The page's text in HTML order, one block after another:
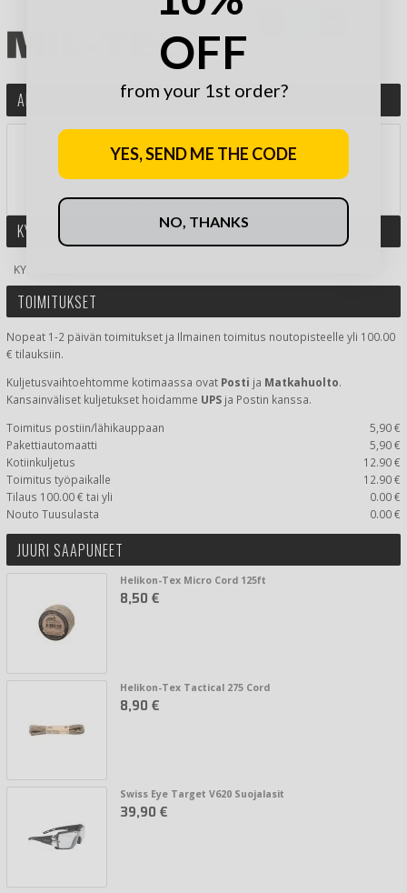
ARVOSTELE TÄMÄ TUOTE
JA VOITA LAHJAKORTTI!
KYSY LISÄÄ TUOTTEESTA
KYSY LISÄÄ TUOTTEESTA
TOIMITUKSET
Nopeat 1-2 päivän toimitukset ja Ilmainen toimitus noutopisteelle yli 100.00
€ tilauksiin.
Kuljetusvaihtoehtomme kotimaassa ovat Posti ja Matkahuolto.
Kansainväliset kuljetukset hoidamme UPS ja Postin kanssa.
Toimitus postiin/lähikauppaan
5,90 €
Pakettiautomaatti
5,90 €
Kotiinkuljetus
12.90 €
Toimitus työpaikalle
12.90 €
Tilaus 100.00 € tai yli
0.00 €
Nouto Tuusulasta
0.00 €
JUURI SAAPUNEET
Helikon-Tex Micro Cord 125ft
8,50 €
Helikon-Tex Tactical 275 Cord
8,90 €
Swiss Eye Target V620 Suojalasit
39,90 €
OFF
from your 1st order?
YES, SEND ME THE CODE
NO, THANKS